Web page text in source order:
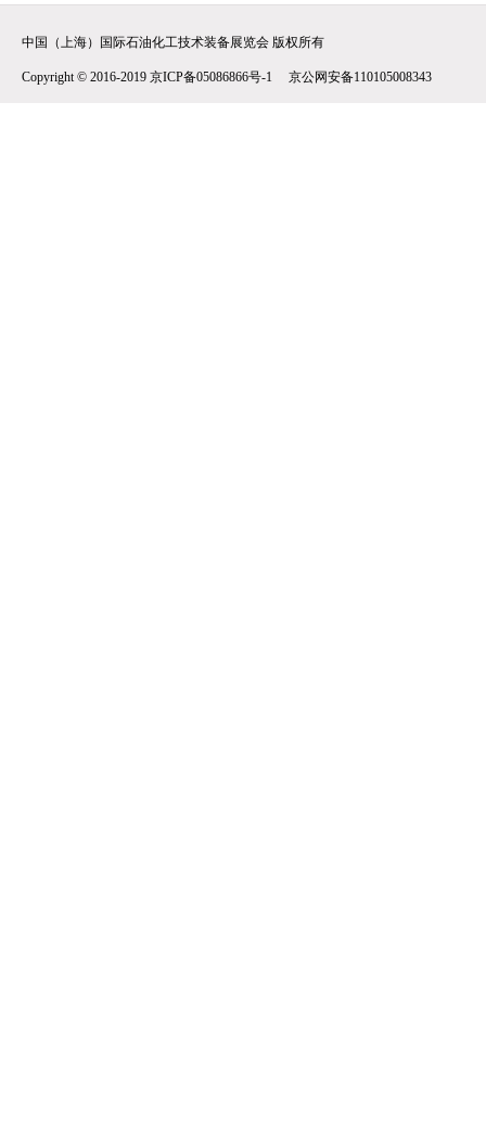
中国（上海）国际石油化工技术装备展览会 版权所有
Copyright © 2016-2019 京ICP备05086866号-1 京公网安备110105008343